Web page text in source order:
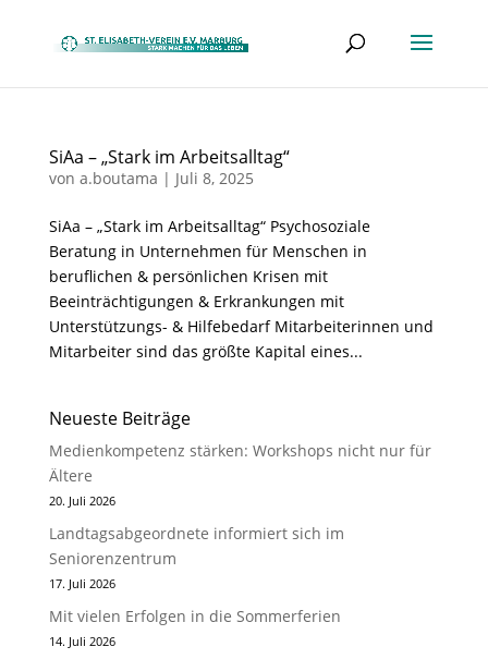
SiAa – „Stark im Arbeitsalltag“
von a.boutama | Juli 8, 2025
SiAa – „Stark im Arbeitsalltag“ Psychosoziale
Beratung in Unternehmen für Menschen in
beruflichen & persönlichen Krisen mit
Beeinträchtigungen & Erkrankungen mit
Unterstützungs- & Hilfebedarf Mitarbeiterinnen und
Mitarbeiter sind das größte Kapital eines...
Neueste Beiträge
Medienkompetenz stärken: Workshops nicht nur für
Ältere
20. Juli 2026
Landtagsabgeordnete informiert sich im
Seniorenzentrum
17. Juli 2026
Mit vielen Erfolgen in die Sommerferien
14. Juli 2026